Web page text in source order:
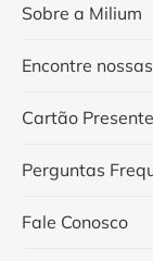
Sobre a Milium
Encontre
Cartão
Perguntas
Fale Conosco